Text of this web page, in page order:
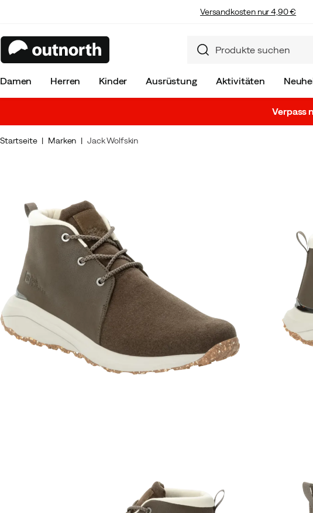
Versandkosten nur 4,90 €
Damen Herren Kinder Ausrüstung Aktivitäten
Verpass
Startseite Marken Jack Wolfskin